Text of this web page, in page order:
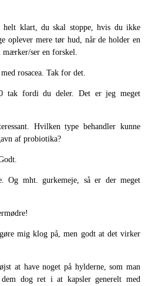
helt klart, du skal stoppe, hvis du ikke
oplever mere tør hud, når de holder en
ser en forskel.
rosacea. Tak for det.
tak fordi du deler. Det er jeg meget
Hvilken type behandler kunne
af probiotika?
Og mht. gurkemeje, så er der meget
mig klog på, men godt at det virker
at have noget på hylderne, som man
dog ret i at kapsler generelt med